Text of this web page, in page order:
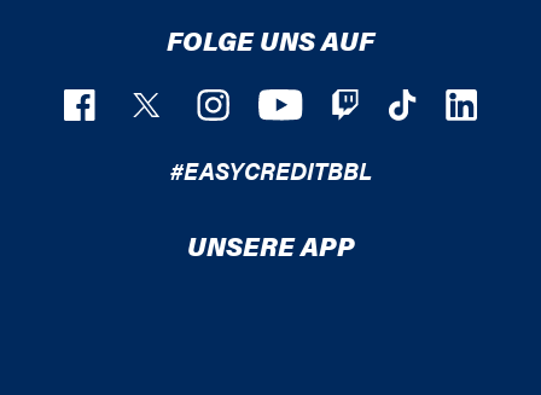
FOLGE UNS AUF
#EASYCREDITBBL
UNSERE APP